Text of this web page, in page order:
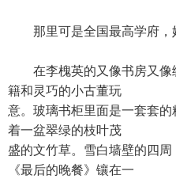
那里可是全国最高学府，
在李槐英的又像书房又像
籍和灵巧的小古董玩
意。玻璃书柜里面是一套套
着一盆翠绿的枝叶茂
盛的文竹草。雪白墙壁的四周
《最后的晚餐》镶在一